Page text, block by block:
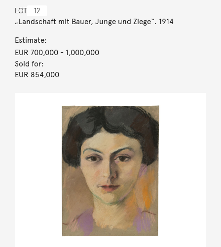
LOT 12
„Landschaft mit Bauer, Junge und Ziege“. 1914
Estimate:
EUR 700,000- 1,000,000
Sold for:
EUR 854,000